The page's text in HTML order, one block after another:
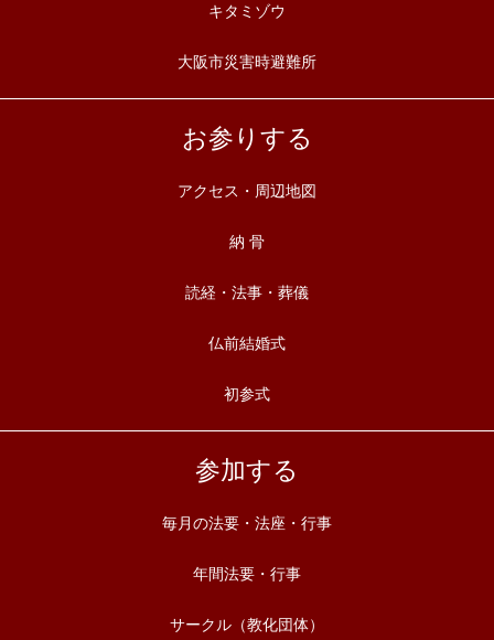
キタミゾウ
大阪市災害時避難所
お参りする
アクセス・周辺地図
納 骨
読経・法事・葬儀
仏前結婚式
初参式
参加する
毎月の法要・法座・行事
年間法要・行事
サークル（教化団体）